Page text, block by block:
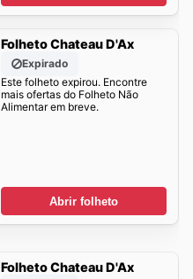
Folheto Chateau D'Ax
Expirado
Este folheto expirou. Encontre
mais ofertas do Folheto Não
Alimentar em breve.
Abrir folheto
Folheto Chateau D'Ax